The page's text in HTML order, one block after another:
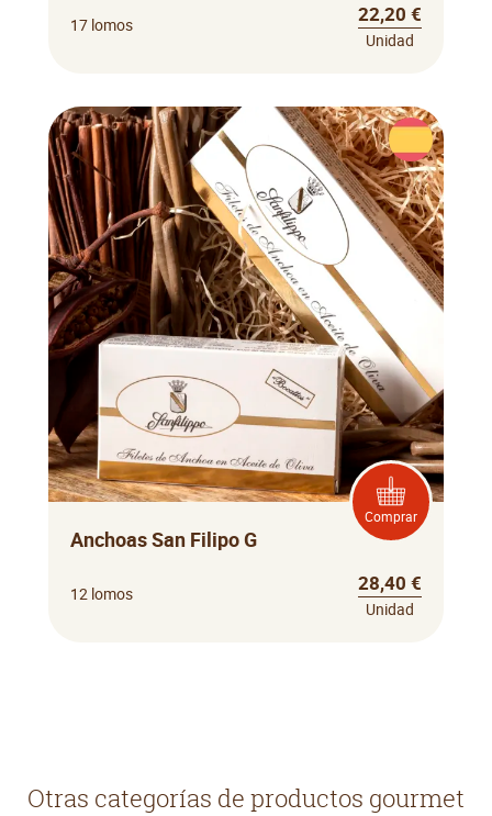
17 lomos 22,20 €
Unidad
Comprar
Anchoas San Filipo G
12 lomos 28,40 €
Unidad
Otras categorías de productos gourmet